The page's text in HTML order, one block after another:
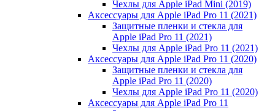
Чехлы для Apple iPad Mini (2019)
Аксессуары для Apple iPad Pro 11 (2021)
Защитные пленки и стекла для
Apple iPad Pro 11 (2021)
Чехлы для Apple iPad Pro 11 (2021)
Аксессуары для Apple iPad Pro 11 (2020)
Защитные пленки и стекла для
Apple iPad Pro 11 (2020)
Чехлы для Apple iPad Pro 11 (2020)
Аксессуары для Apple iPad Pro 11